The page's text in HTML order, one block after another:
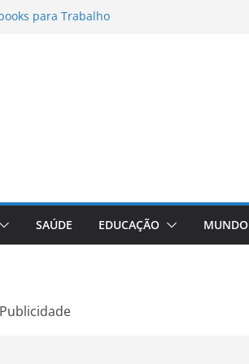
para Trabalho
A Comprehensive Review of the
Loss Pill
SAÚDE EDUCAÇÃO MUNDO
Publicidade